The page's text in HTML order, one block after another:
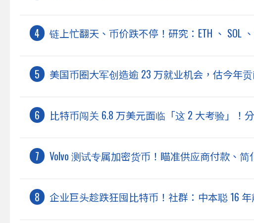
链上忙翻天、币价跌不停！研究：ETH 、 SOL
美国币圈大军创造逾 23 万就业机会，估今年贡
比特币闯关 6.8 万美元面临「这 2 大考验」！
Volvo 测试专属加密货币！瞄准供应商付款、
企业巨头趁跌狂囤比特币！社群：中本聪 16